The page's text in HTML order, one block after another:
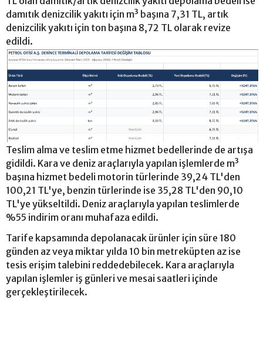
damıtık denizcilik yakıtı için m³ başına 7,31 TL, artık
denizcilik yakıtı için ton başına 8,72 TL olarak revize
edildi.
Teslim alma ve teslim etme hizmet bedellerinde de artışa
gidildi. Kara ve deniz araçlarıyla yapılan işlemlerde m³
başına hizmet bedeli motorin türlerinde 39,24 TL'den
100,21 TL'ye, benzin türlerinde ise 35,28 TL'den 90,10
TL'ye yükseltildi. Deniz araçlarıyla yapılan teslimlerde
%55 indirim oranı muhafaza edildi.
Tarife kapsamında depolanacak ürünler için süre 180
günden az veya miktar yılda 10 bin metreküpten az ise
tesis erişim talebini reddedebilecek. Kara araçlarıyla
yapılan işlemler iş günleri ve mesai saatleri içinde
gerçekleştirilecek.